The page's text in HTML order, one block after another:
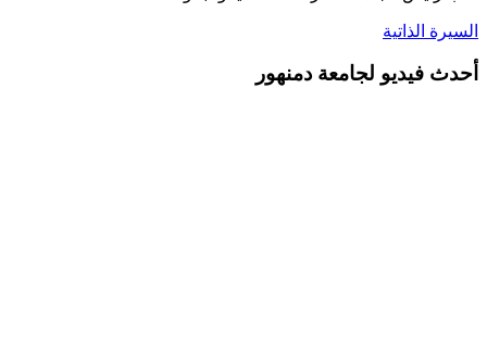
السيرة الذاتية
أحدث فيديو لجامعة دمنهور